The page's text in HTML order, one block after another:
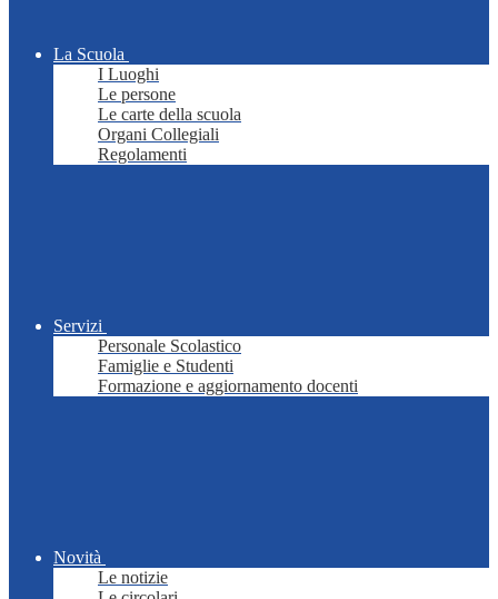
La Scuola
I Luoghi
Le persone
Le carte della scuola
Organi Collegiali
Regolamenti
Servizi
Personale Scolastico
Famiglie e Studenti
Formazione e aggiornamento docenti
Novità
Le notizie